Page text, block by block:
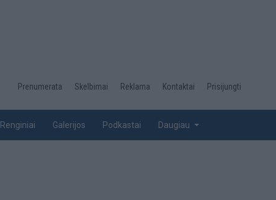
Desktop
top
Prenumerata Skelbimai Reklama Kontaktai Prisijungti
Renginiai Galerijos Podkastai Daugiau